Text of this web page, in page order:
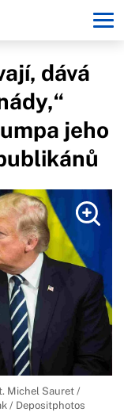
dává
jeho
Michel Sauret /
/ Depositphotos